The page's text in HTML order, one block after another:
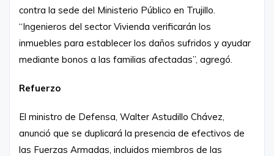
contra la sede del Ministerio Público en Trujillo.
“Ingenieros del sector Vivienda verificarán los
inmuebles para establecer los daños sufridos y ayudar
mediante bonos a las familias afectadas”, agregó.
Refuerzo
El ministro de Defensa, Walter Astudillo Chávez,
anunció que se duplicará la presencia de efectivos de
las Fuerzas Armadas, incluidos miembros de las